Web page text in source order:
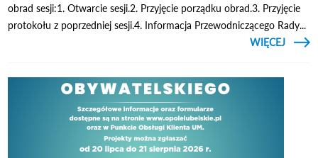
obrad sesji:1. Otwarcie sesji.2. Przyjęcie porządku obrad.3. Przyjęcie
protokołu z poprzedniej sesji.4. Informacja Przewodniczącego Rady...
CZYTAJ
WIĘCEJ
O